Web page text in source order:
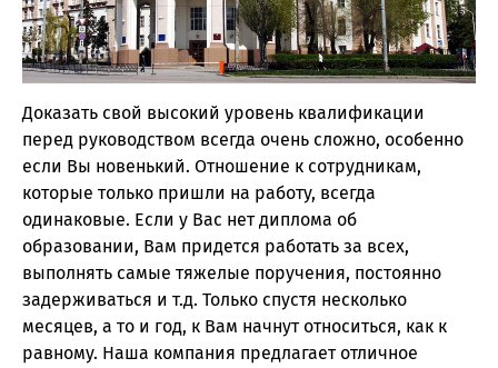
Доказать свой высокий уровень квалификации
перед руководством всегда очень сложно, особенно
если Вы новенький. Отношение к сотрудникам,
которые только пришли на работу, всегда
одинаковые. Если у Вас нет диплома об
образовании, Вам придется работать за всех,
выполнять самые тяжелые поручения, постоянно
задерживаться и т.д. Только спустя несколько
месяцев, а то и год, к Вам начнут относиться, как к
равному. Наша компания предлагает отличное